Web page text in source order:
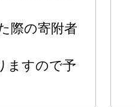
際の寄附者
ますので予